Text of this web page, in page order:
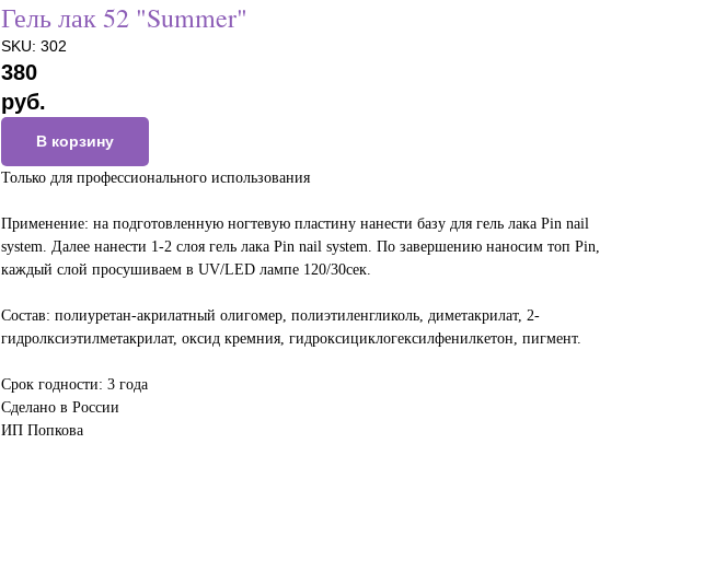
Гель лак 52 "Summer"
SKU: 302
380
руб.
В корзину
Только для профессионального использования
Применение: на подготовленную ногтевую пластину нанести базу для гель лака Pin nail
system. Далее нанести 1-2 слоя гель лака Pin nail system. По завершению наносим топ Pin,
каждый слой просушиваем в UV/LED лампе 120/30сек.
Состав: полиуретан-акрилатный олигомер, полиэтиленгликоль, диметакрилат, 2-
гидролксиэтилметакрилат, оксид кремния, гидроксициклогексилфенилкетон, пигмент.
Срок годности: 3 года
Сделано в России
ИП Попкова